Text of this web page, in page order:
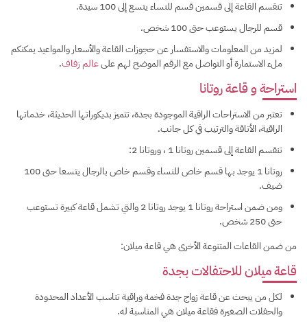
تنقسم القاعة إلى قسمين قسم للنساء يتسع إلى 100 سيدة.
قسم للرجال يستوعب حتى 100 شخص.
لمزيد من المعلومات والاستفسار عن حجوزات القاعة والأسعار والمواعيد يمكنكم
ملء الاستمارة أو التواصل مع الرقم الموضح لهم علىعالم زفاف.
استراحة و قاعة روتانا
تعتبر من الاستراحات الراقية الموجودة بجدة، تتميز بديكوراتها الحديثة، خدماتها
الراقية، الأناقة والترتيب في كل جانب.
تنقسم القاعة إلى قسمين روتانا 1 ، وروتانا 2:
روتانا 1 يوجد بها قسم خاص للنساء وقسم خاص بالرجال يتسعا حتى 100
ضيف.
ومن ضمن استراحة روتانا 1 يوجد روتانا 2 والتي تشمل قاعة كبيرة تستوعب
حتى 250 شخص.
من ضمن القاعات المتنوعة الأخرى هي قاعة ميلان:
قاعة ميلان للاحتفالات بجدة
لكل من يبحث عن قاعة زواج جدة فخمة وراقية تناسب الأعداد المحدودة
والحفلات الصغيرة فقاعة ميلان هي المناسبة له.